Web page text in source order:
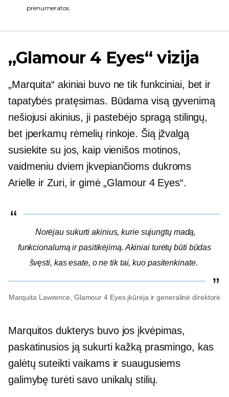
prenumeratos.
„Glamour 4 Eyes“ vizija
„Marquita“ akiniai buvo ne tik funkciniai, bet ir
tapatybės pratęsimas. Būdama visą gyvenimą
nešiojusi akinius, ji pastebėjo spragą stilingų,
bet įperkamų rėmelių rinkoje. Šią įžvalgą
susiekite su jos, kaip vienišos motinos,
vaidmeniu dviem įkvepiančioms dukroms
Arielle ir Zuri, ir gimė „Glamour 4 Eyes“.
Norėjau sukurti akinius, kurie sujungtų madą,
funkcionalumą ir pasitikėjimą. Akiniai turėtų būti būdas
švęsti, kas esate, o ne tik tai, kuo pasitenkinate.
Marquita Lawrence, Glamour 4 Eyes įkūrėja ir generalinė direktorė
Marquitos dukterys buvo jos įkvėpimas,
paskatinusios ją sukurti kažką prasmingo, kas
galėtų suteikti vaikams ir suaugusiems
galimybę turėti savo unikalų stilių.